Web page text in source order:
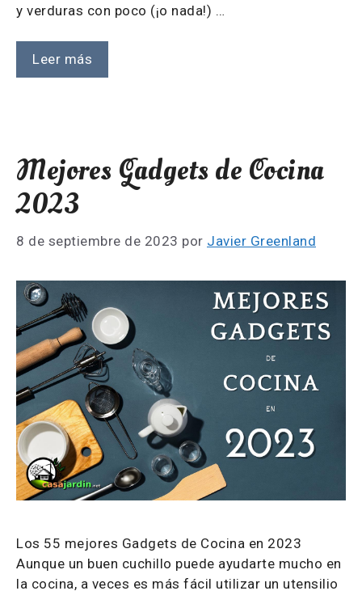
y verduras con poco (¡o nada!) …
Leer más
Mejores Gadgets de Cocina
2023
8 de septiembre de 2023 por Javier Greenland
Los 55 mejores Gadgets de Cocina en 2023
Aunque un buen cuchillo puede ayudarte mucho en
la cocina, a veces es más fácil utilizar un utensilio